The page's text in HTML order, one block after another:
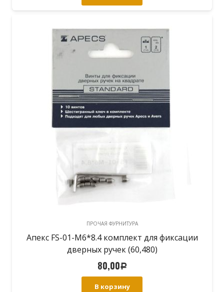
ПРОЧАЯ ФУРНИТУРА
Апекс FS-01-M6*8.4 комплект для фиксации
дверных ручек (60,480)
80,00Р
В корзину